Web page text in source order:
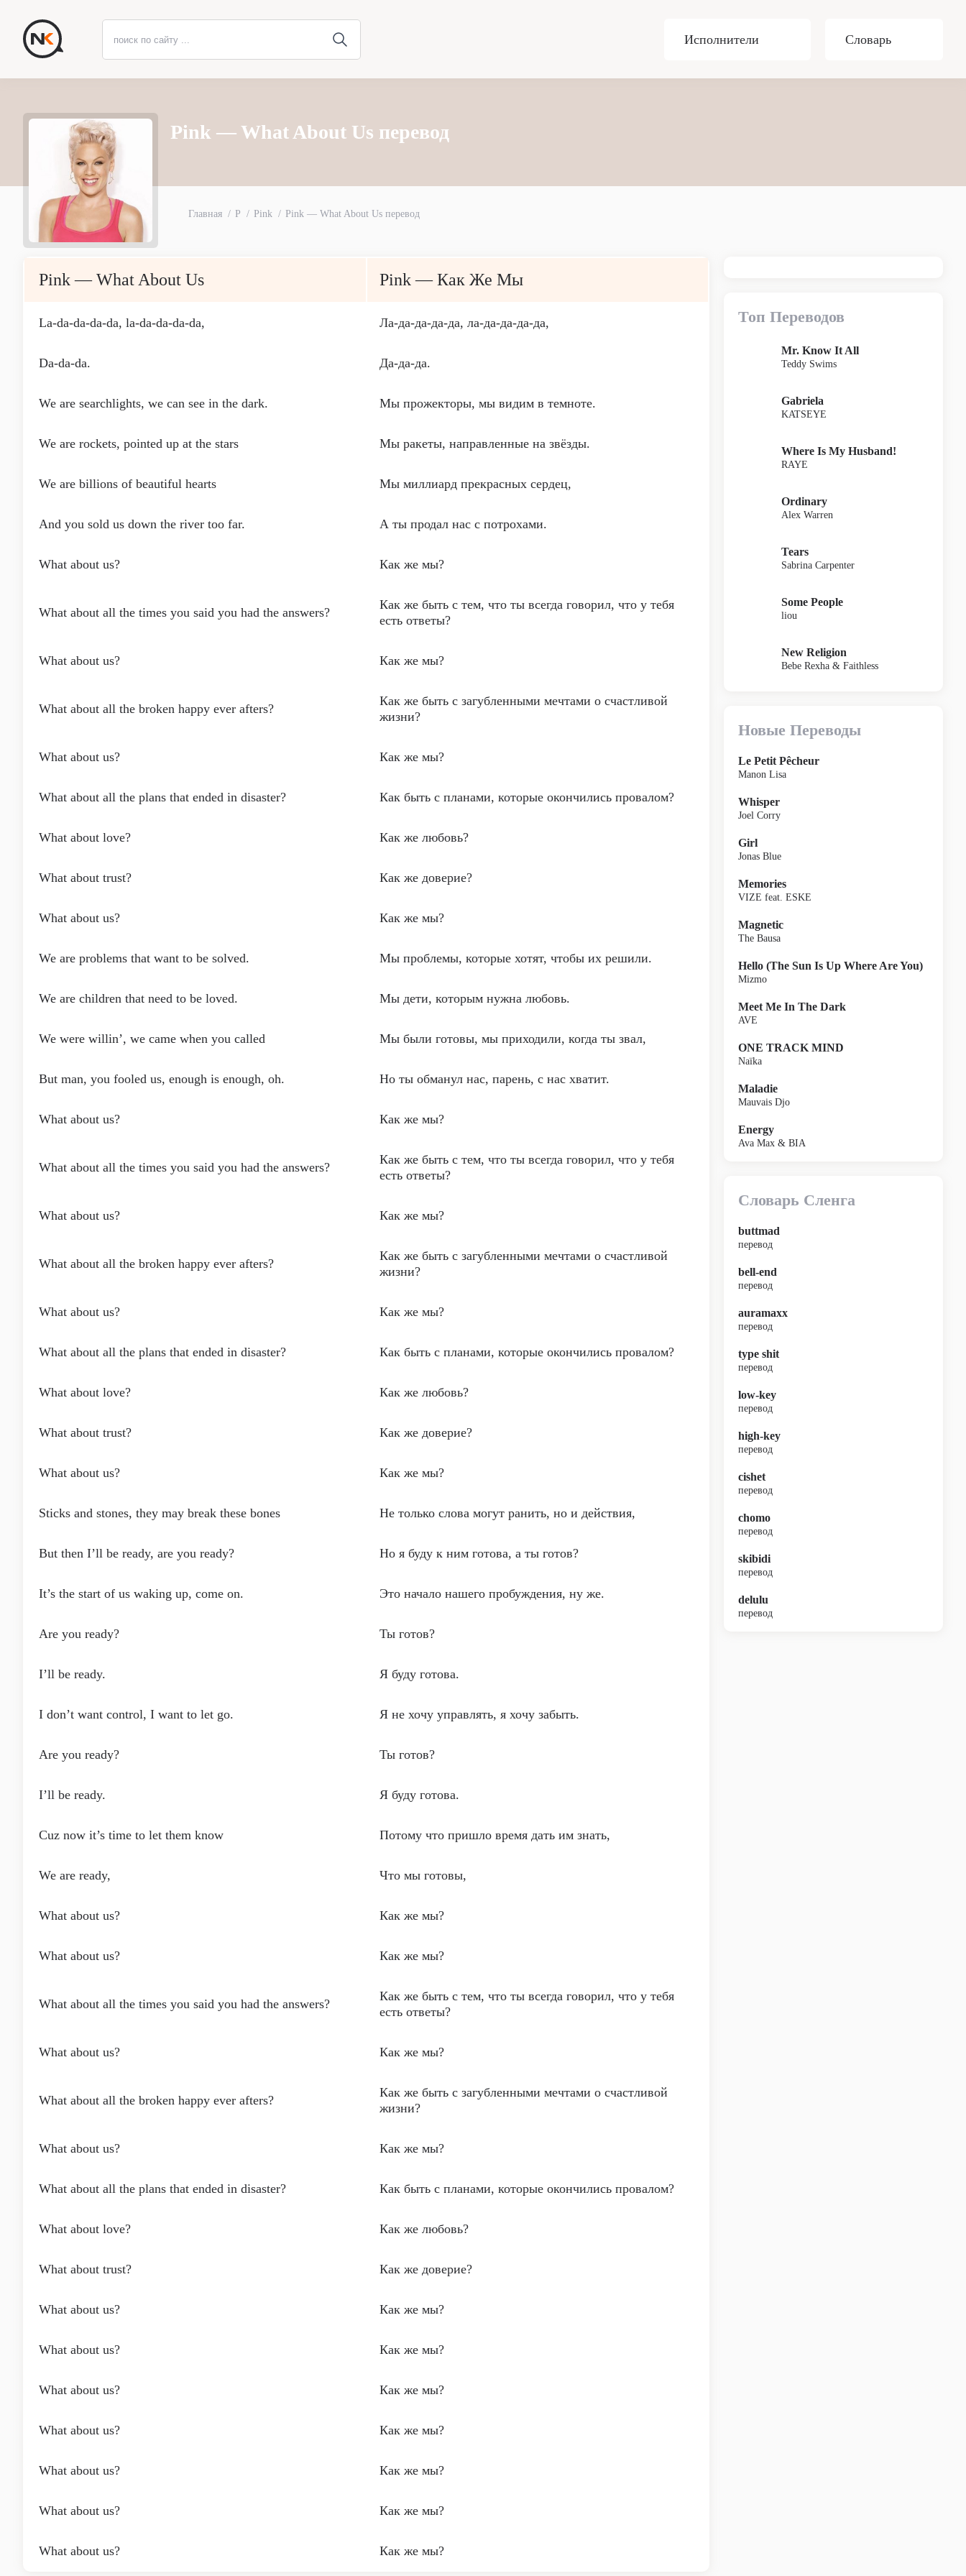
Исполнители Словарь
Pink — What About Us перевод
Главная P Pink Pink — What About Us перевод
Pink — What About Us Pink — Как Же Мы
La-da-da-da-da, la-da-da-da-da, Ла-да-да-да-да, ла-да-да-да-да,
Da-da-da. Да-да-да.
We are searchlights, we can see in the dark. Мы прожекторы, мы видим в темноте.
We are rockets, pointed up at the stars Мы ракеты, направленные на звёзды.
We are billions of beautiful hearts Мы миллиард прекрасных сердец,
And you sold us down the river too far. А ты продал нас с потрохами.
What about us? Как же мы?
What about all the times you said you had the answers?
Как же быть с тем, что ты всегда говорил, что у тебя
есть ответы?
What about us? Как же мы?
What about all the broken happy ever afters?
Как же быть с загубленными мечтами о счастливой
жизни?
What about us? Как же мы?
What about all the plans that ended in disaster? Как быть с планами, которые окончились провалом?
What about love? Как же любовь?
What about trust? Как же доверие?
What about us? Как же мы?
We are problems that want to be solved. Мы проблемы, которые хотят, чтобы их решили.
We are children that need to be loved. Мы дети, которым нужна любовь.
We were willin’, we came when you called Мы были готовы, мы приходили, когда ты звал,
But man, you fooled us, enough is enough, oh. Но ты обманул нас, парень, с нас хватит.
What about us? Как же мы?
What about all the times you said you had the answers?
Как же быть с тем, что ты всегда говорил, что у тебя
есть ответы?
What about us? Как же мы?
What about all the broken happy ever afters?
Как же быть с загубленными мечтами о счастливой
жизни?
What about us? Как же мы?
What about all the plans that ended in disaster? Как быть с планами, которые окончились провалом?
What about love? Как же любовь?
What about trust? Как же доверие?
What about us? Как же мы?
Sticks and stones, they may break these bones Не только слова могут ранить, но и действия,
But then I’ll be ready, are you ready? Но я буду к ним готова, а ты готов?
It’s the start of us waking up, come on. Это начало нашего пробуждения, ну же.
Are you ready? Ты готов?
I’ll be ready. Я буду готова.
I don’t want control, I want to let go. Я не хочу управлять, я хочу забыть.
Are you ready? Ты готов?
I’ll be ready. Я буду готова.
Cuz now it’s time to let them know Потому что пришло время дать им знать,
We are ready, Что мы готовы,
What about us? Как же мы?
What about us? Как же мы?
What about all the times you said you had the answers?
Как же быть с тем, что ты всегда говорил, что у тебя
есть ответы?
What about us? Как же мы?
What about all the broken happy ever afters?
Как же быть с загубленными мечтами о счастливой
жизни?
What about us? Как же мы?
What about all the plans that ended in disaster? Как быть с планами, которые окончились провалом?
What about love? Как же любовь?
What about trust? Как же доверие?
What about us? Как же мы?
What about us? Как же мы?
What about us? Как же мы?
What about us? Как же мы?
What about us? Как же мы?
What about us? Как же мы?
What about us? Как же мы?
Топ Переводов
Mr. Know It All
Teddy Swims
Gabriela
KATSEYE
Where Is My Husband!
RAYE
Ordinary
Alex Warren
Tears
Sabrina Carpenter
Some People
liou
New Religion
Bebe Rexha & Faithless
Новые Переводы
Le Petit Pêcheur
Manon Lisa
Whisper
Joel Corry
Girl
Jonas Blue
Memories
VIZE feat. ESKE
Magnetic
The Bausa
Hello (The Sun Is Up Where Are You)
Mizmo
Meet Me In The Dark
AVE
ONE TRACK MIND
Naïka
Maladie
Mauvais Djo
Energy
Ava Max & BIA
Словарь Сленга
buttmad
перевод
bell-end
перевод
auramaxx
перевод
type shit
перевод
low-key
перевод
high-key
перевод
cishet
перевод
chomo
перевод
skibidi
перевод
delulu
перевод